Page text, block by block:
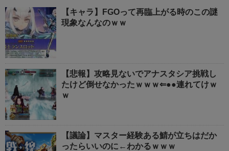
【キャラ】FGOって再臨上がる時のこの謎
現象なんなのｗｗ
【悲報】攻略見ないでアナスタシア挑戦し
たけど倒せなかったｗｗｗ⇐●●連れてけｗ
ｗ
【議論】マスター経験ある鯖が立ちはだか
ったらいいのに←わかるｗｗｗ